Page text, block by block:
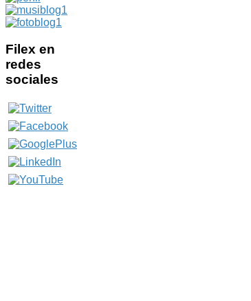
Filex en
redes
sociales